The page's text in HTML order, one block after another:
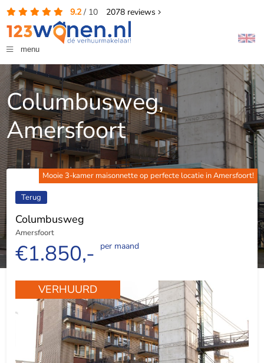
9.2/ 10 2078reviews
menu
Columbusweg,
Amersfoort
Mooie 3-kamer maisonnette op perfecte locatie in Amersfoort!
Terug
Columbusweg
Amersfoort
€1.850,- per maand
VERHUURD